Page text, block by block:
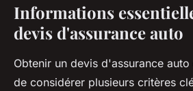
Informations
devis d'assurance auto
Obtenir un devis d'assurance
de considérer plusieurs critères